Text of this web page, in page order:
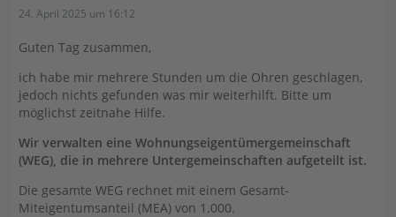
24. April 2025 um 16:12
Guten Tag zusammen,
ich habe mir mehrere Stunden um die Ohren geschlagen,
jedoch nichts gefunden was mir weiterhilft. Bitte um
möglichst zeitnahe Hilfe.
Wir verwalten eine Wohnungseigentümergemeinschaft
(WEG), die in mehrere Untergemeinschaften aufgeteilt ist.
Die gesamte WEG rechnet mit einem Gesamt-
Miteigentumsanteil (MEA) von 1.000.